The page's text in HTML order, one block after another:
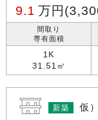
9.1 万円
間取り
専有面積
1K
31.51㎡
新築 仮